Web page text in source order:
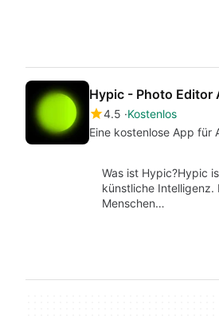
Hypic - Photo Editor
4.5 Kostenlos
Eine kostenlose App für
Was ist Hypic?Hypic
künstliche
Menschen…